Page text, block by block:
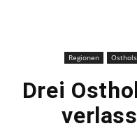
Regionen
Drei